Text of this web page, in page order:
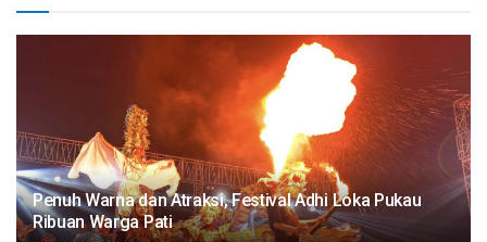
Penuh Warna dan Atraksi, Festival Adhi Loka Pukau
Ribuan Warga Pati